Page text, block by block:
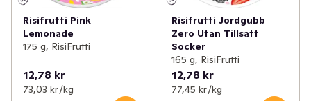
Risifrutti Pink
Lemonade
175 g, RisiFrutti
12,78 kr
73,03 kr /kg
Risifrutti Jordgubb
Zero Utan Tillsatt
Socker
165 g, RisiFrutti
12,78 kr
77,45 kr /kg